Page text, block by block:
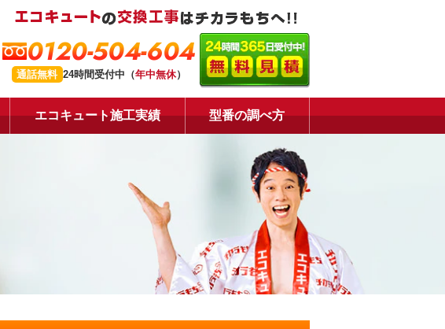
0120-504-604
通話無料 24時間受付中（年中無休）
エコキュート施工実績 型番の調べ方